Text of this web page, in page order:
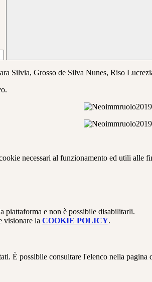
Silvia, Grosso de Silva Nunes, Riso
necessari al funzionamento ed utili alle
piattaforma e non è possibile disabilitarli.
visionare la COOKIE POLICY.
È possibile consultare l'elenco nella pagina